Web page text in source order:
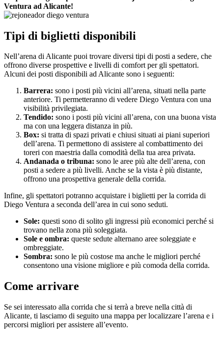
Ventura ad Alicante!
Tipi di biglietti disponibili
Nell’arena di Alicante puoi trovare diversi tipi di posti a sedere, che
offrono diverse prospettive e livelli di comfort per gli spettatori.
Alcuni dei posti disponibili ad Alicante sono i seguenti:
Barrera: sono i posti più vicini all’arena, situati nella parte
anteriore. Ti permetteranno di vedere Diego Ventura con una
visibilità privilegiata.
Tendido: sono i posti più vicini all’arena, con una buona vista
ma con una leggera distanza in più.
Box: si tratta di spazi privati e chiusi situati ai piani superiori
dell’arena. Ti permettono di assistere al combattimento dei
toreri con maestria dalla comodità della tua area privata.
Andanada o tribuna: sono le aree più alte dell’arena, con
posti a sedere a più livelli. Anche se la vista è più distante,
offrono una prospettiva generale della corrida.
Infine, gli spettatori potranno acquistare i biglietti per la corrida di
Diego Ventura a seconda dell’area in cui sono seduti.
Sole: questi sono di solito gli ingressi più economici perché si
trovano nella zona più soleggiata.
Sole e ombra: queste sedute alternano aree soleggiate e
ombreggiate.
Sombra: sono le più costose ma anche le migliori perché
consentono una visione migliore e più comoda della corrida.
Come arrivare
Se sei interessato alla corrida che si terrà a breve nella città di
Alicante, ti lasciamo di seguito una mappa per localizzare l’arena e i
percorsi migliori per assistere all’evento.